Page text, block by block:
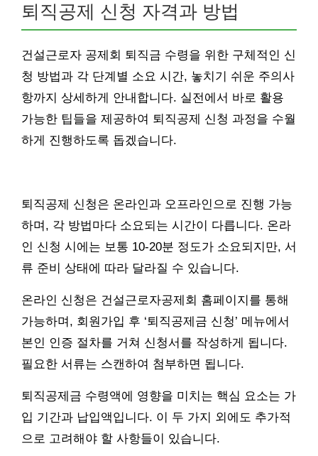
퇴직공제 신청 자격과 방법
건설근로자 공제회 퇴직금 수령을 위한 구체적인 신
청 방법과 각 단계별 소요 시간, 놓치기 쉬운 주의사
항까지 상세하게 안내합니다. 실전에서 바로 활용
가능한 팁들을 제공하여 퇴직공제 신청 과정을 수월
하게 진행하도록 돕겠습니다.
퇴직공제 신청은 온라인과 오프라인으로 진행 가능
하며, 각 방법마다 소요되는 시간이 다릅니다. 온라
인 신청 시에는 보통 10-20분 정도가 소요되지만, 서
류 준비 상태에 따라 달라질 수 있습니다.
온라인 신청은 건설근로자공제회 홈페이지를 통해
가능하며, 회원가입 후 ‘퇴직공제금 신청’ 메뉴에서
본인 인증 절차를 거쳐 신청서를 작성하게 됩니다.
필요한 서류는 스캔하여 첨부하면 됩니다.
퇴직공제금 수령액에 영향을 미치는 핵심 요소는 가
입 기간과 납입액입니다. 이 두 가지 외에도 추가적
으로 고려해야 할 사항들이 있습니다.